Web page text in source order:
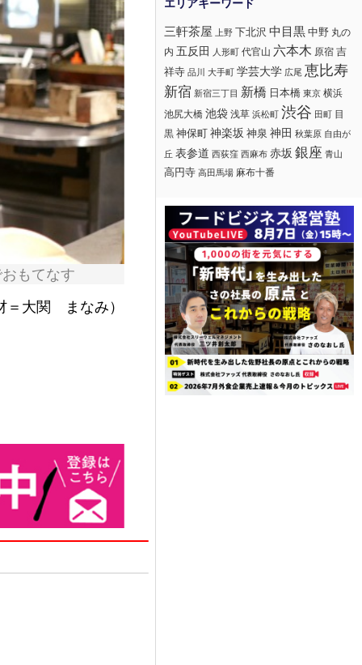
もてなす
＝大関 まなみ）
三軒茶屋 上野 下北沢 中目黒中野 丸の
内 五反田 人形町 代官山 六本木 原宿 吉
祥寺 品川 大手町 学芸大学 広尾 恵比寿
新宿 新宿三丁目 新橋 日本橋 東京 横浜
池尻大橋 池袋浅草 浜松町 渋谷 田町 目
黒神保町神楽坂 神泉 神田 秋葉原 自由が
丘 表参道 西荻窪 西麻布 赤坂 銀座 青山
高円寺 高田馬場 麻布十番